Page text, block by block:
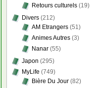
Retours culturels (19)
Divers (212)
AM Etrangers (51)
Animes Autres (3)
Nanar (55)
Japon (295)
MyLife (749)
Bière Du Jour (82)